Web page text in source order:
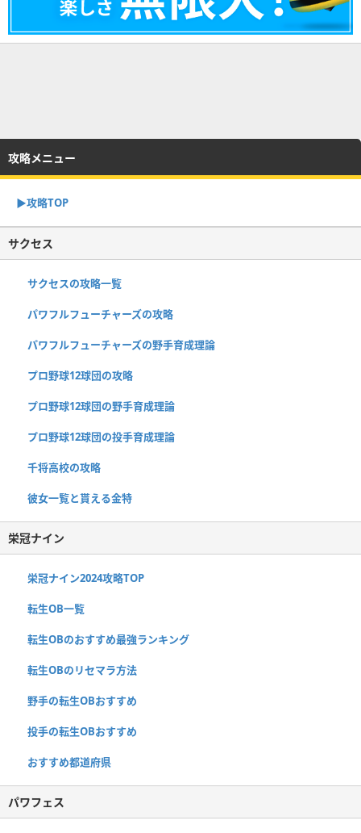
攻略メニュー
▶︎攻略TOP
サクセス
サクセスの攻略一覧
パワフルフューチャーズの攻略
パワフルフューチャーズの野手育成理論
プロ野球12球団の攻略
プロ野球12球団の野手育成理論
プロ野球12球団の投手育成理論
千将高校の攻略
彼女一覧と貰える金特
栄冠ナイン
栄冠ナイン2024攻略TOP
転生OB一覧
転生OBのおすすめ最強ランキング
転生OBのリセマラ方法
野手の転生OBおすすめ
投手の転生OBおすすめ
おすすめ都道府県
パワフェス